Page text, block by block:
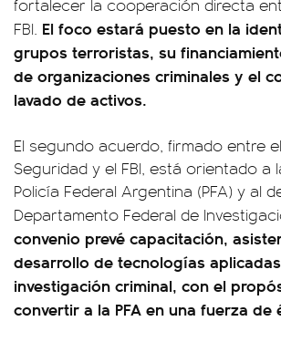
fortalecer la cooperación directa
FBI. El foco estará puesto en la
grupos terroristas, su
de organizaciones criminales y el
lavado de activos.
El segundo acuerdo, firmado entre
Seguridad y el FBI, está orientado a
Policía Federal Argentina (PFA) y al
Departamento Federal de
convenio prevé capacitación,
desarrollo de tecnologías
investigación criminal, con el
convertir a la PFA en una fuerza de